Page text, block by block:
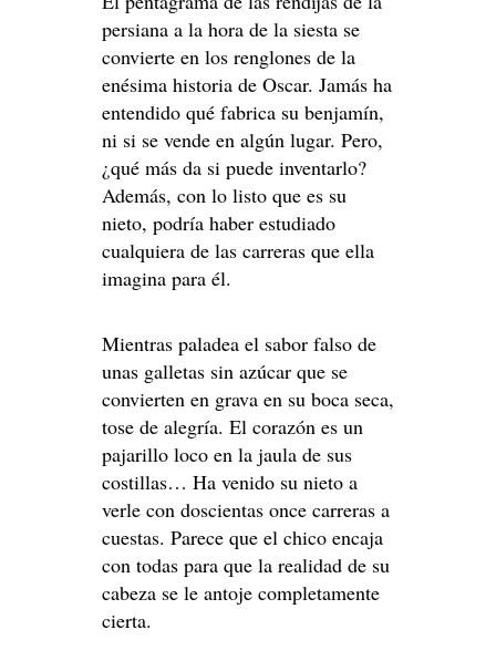
persiana a la hora de la siesta se
convierte en los renglones de la
enésima historia de Oscar. Jamás ha
entendido qué fabrica su benjamín,
ni si se vende en algún lugar. Pero,
¿qué más da si puede inventarlo?
Además, con lo listo que es su
nieto, podría haber estudiado
cualquiera de las carreras que ella
imagina para él.
Mientras paladea el sabor falso de
unas galletas sin azúcar que se
convierten en grava en su boca seca,
tose de alegría. El corazón es un
pajarillo loco en la jaula de sus
costillas… Ha venido su nieto a
verle con doscientas once carreras a
cuestas. Parece que el chico encaja
con todas para que la realidad de su
cabeza se le antoje completamente
cierta.